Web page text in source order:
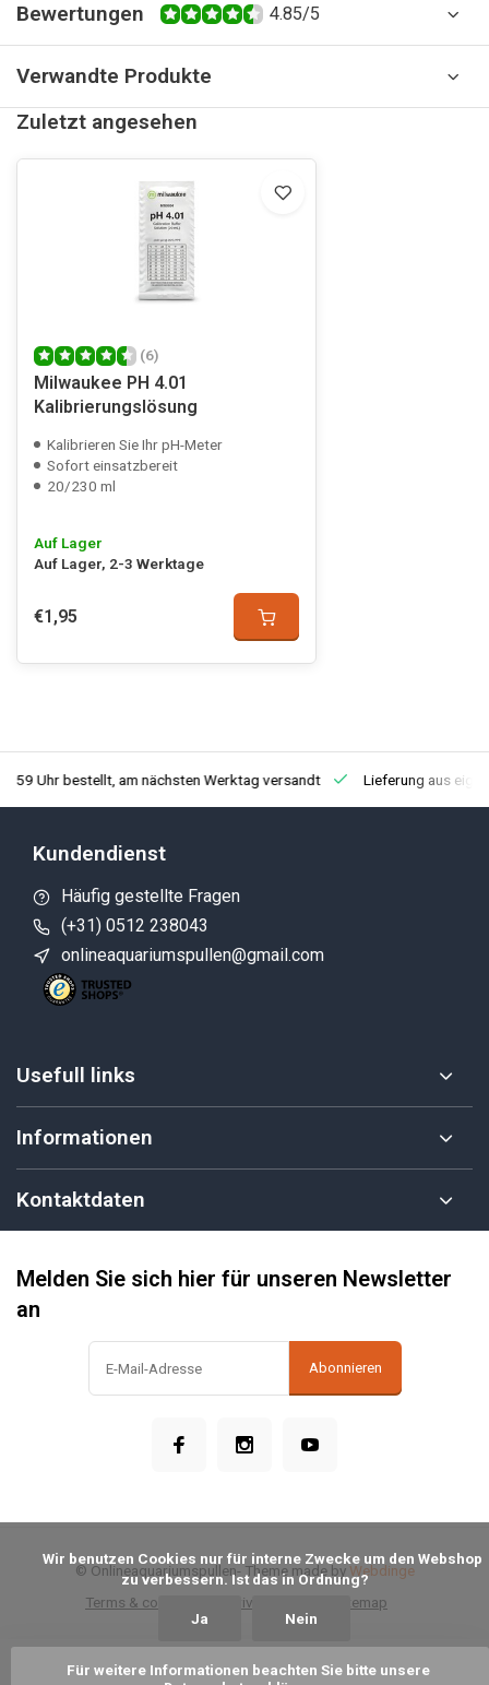
Zum Warenkorb hinzufügen
Bewertungen 4.85/5
Verwandte Produkte
Zuletzt angesehen
(6)
Milwaukee PH 4.01
Kalibrierungslösung
Kalibrieren Sie Ihr pH-Meter
Sofort einsatzbereit
20/230 ml
Auf Lager
Auf Lager, 2-3 Werktage
€1,95
Uhr bestellt, am nächsten Werktag versandt Lieferung aus
Kundendienst
Häufig gestellte Fragen
(+31) 0512 238043
onlineaquariumspullen@gmail.com
Usefull links
Informationen
Kontaktdaten
Melden Sie sich hier für unseren Newsletter
an
Abonnieren
Terms & conditions Privacy Policy Sitemap
© Onlineaquariumspullen- Theme made by Webdinge
zu verbessern. Ist das in Ordnung?
Ja Nein
Für weitere Informationen beachten Sie bitte unsere